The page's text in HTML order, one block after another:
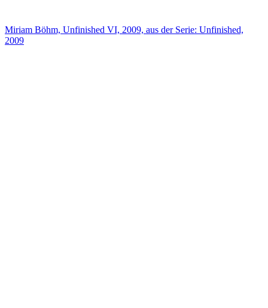
Miriam Böhm, Unfinished VI, 2009, aus der Serie: Unfinished,
2009